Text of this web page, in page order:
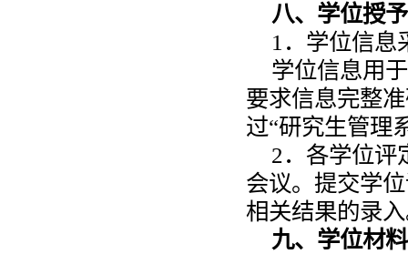
八、学位授予
1．学位信息
学位信息用
要求信息完整
过“研究生管理
2．各学位评
会议。提交学
相关结果的录
九、学位材